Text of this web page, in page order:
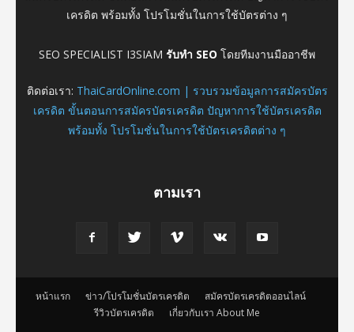
เครดิต พร้อมทั้ง โปรโมชั่นในการใช้บัตรต่าง ๆ
SEO SPECIALIST I3SIAM รับทำ SEO โดยทีมงานมืออาชีพ
ติดต่อเรา: ThaiCardOnline.com | รวบรวมข้อมูลการสมัครบัตร
เครดิต ขั้นตอนการสมัครบัตรเครดิต ปัญหาการใช้บัตรเครดิต
พร้อมทั้ง โปรโมชั่นในการใช้บัตรเครดิตต่าง ๆ
ตามเรา
หน้าแรก ข่าว/โปรโมชั่นบัตรเครดิต
สมัครบัตรเครดิตออนไลน์
รีวิวบัตรเครดิต
เกี่ยวกับเรา About Me